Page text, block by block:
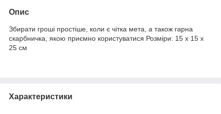
Опис
Збирати гроші простіше, коли є чітка мета, а також гарна
скарбничка, якою приємно користуватися Розміри: 15 x 15 x
25 см
Характеристики